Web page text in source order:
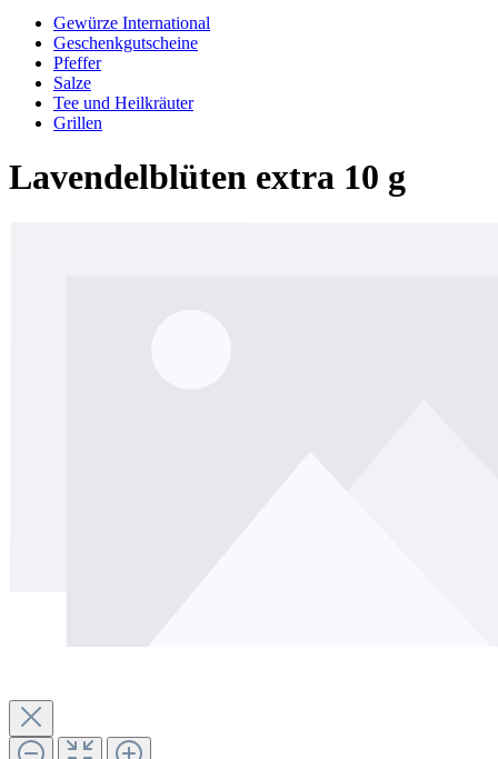
Gewürze International
Geschenkgutscheine
Pfeffer
Salze
Tee und Heilkräuter
Grillen
Lavendelblüten extra 10 g